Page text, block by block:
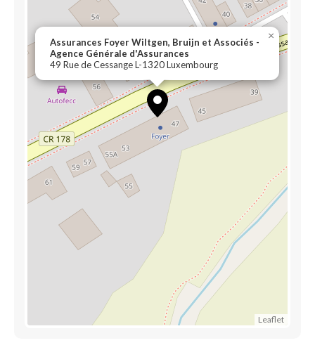
Assurances Foyer Wiltgen, Bruijn et Associés -
Agence Générale d'Assurances
49 Rue de Cessange L-1320 Luxembourg
×
Leaflet